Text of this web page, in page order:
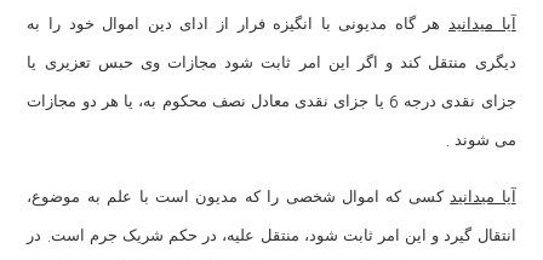
آیا میدانید هر گاه مدیونی با انگیزه فرار از ادای دین اموال خود را به
دیگری منتقل کند و اگر این امر ثابت شود مجازات وی حبس تعزیری یا
جزای نقدی درجه 6 یا جزای نقدی معادل نصف محکوم به، یا هر دو مجازات
می شوند .
آیا میدانید کسی که اموال شخصی را که مدیون است با علم به موضوع،
انتقال گیرد و این امر ثابت شود، منتقل علیه، در حکم شریک جرم است. در